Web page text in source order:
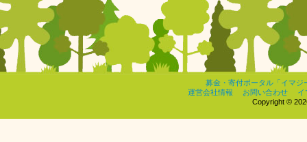
募金・寄付ポータル「イマジ
運営会社情報
お問い合わせ
イ
Copyright ©